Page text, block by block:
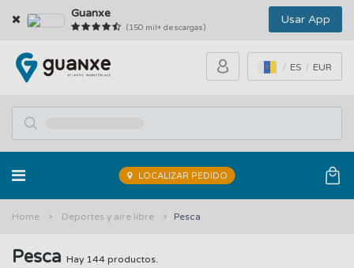
Guanxe
(150 mil+ descargas)
Usar App
ES EUR
LOCALIZAR PEDIDO
Home Deportes y aire libre Pesca
Pesca Hay 144 productos.